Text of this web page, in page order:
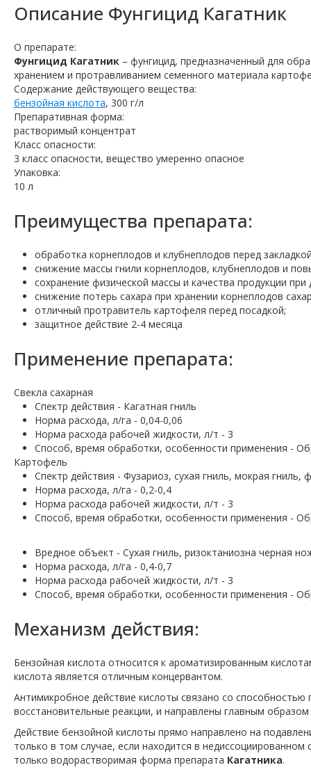
Описание Фунгицид Кагатник
О препарате:
Фунгицид Кагатник – фунгицид, предназначенный для
хранением и протравливанием семенного материала
Содержание действующего вещества:
бензойная кислота, 300 г/л
Препаративная форма:
растворимый концентрат
Класс опасности:
3 класс опасности, вещество умеренно опасное
Упаковка:
10 л
Преимущества препарата:
обработка корнеплодов и клубнеплодов перед
снижение массы гнили корнеплодов, клубнеплодов и
сохранение физической массы и качества продукции
снижение потерь сахара при хранении корнеплодов
отличный протравитель картофеля перед посадкой;
защитное действие 2-4 месяца
Применение препарата:
Свекла сахарная
Спектр действия - Кагатная гниль
Норма расхода, л/га - 0,04-0,06
Норма расхода рабочей жидкости, л/т - 3
Способ, время обработки, особенности применения -
Картофель
Спектр действия - Фузариоз, сухая гниль, мокрая
Норма расхода, л/га - 0,2-0,4
Норма расхода рабочей жидкости, л/т - 3
Способ, время обработки, особенности применения -
Вредное объект - Сухая гниль, ризоктаниозна черная
Норма расхода, л/га - 0,4-0,7
Норма расхода рабочей жидкости, л/т - 3
Способ, время обработки, особенности применения -
Механизм действия:
Бензойная кислота относится к ароматизированным
кислота является отличным концервантом.
Антимикробное действие кислоты связано со
восстановительные реакции, и направлены ​​главным
Действие бензойной кислоты прямо направлено ​​на
только в том случае, если находится в
только водорастворимая форма препарата Кагатника.